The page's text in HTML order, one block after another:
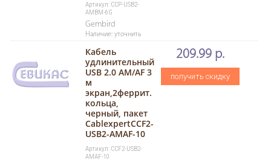
Артикул: CCP-USB2-
AMBM-6G
Gembird
Наличие: уточнить
Кабель
удлинительный
USB 2.0 AM/AF 3
м
экран,2феррит.
кольца,
черный, пакет
CablexpertCCF2-
USB2-AMAF-10
Артикул: CCF2-USB2-
AMAF-10
209.99 р.
получить скидку